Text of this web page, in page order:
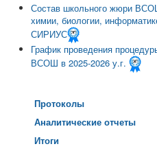
Состав школьного жюри
химии, биологии,
СИРИУС
График проведения
ВСОШ в 2025-2026 у.г.
Протоколы
Аналитические отчеты
Итоги